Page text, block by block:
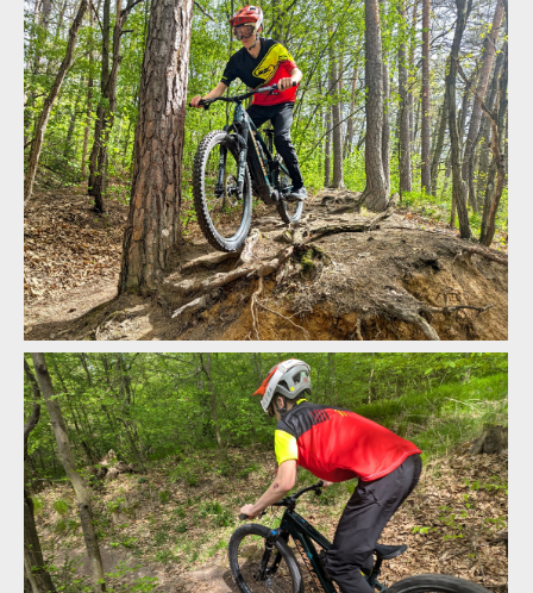
Geometrie Santa Cruz Vala
Geometrie Santa Cruz Vala
Geometrie Santa Cruz Vala
Santa Cruz Vala v akci
Santa Cruz Vala v akci
Santa Cruz Vala v akci